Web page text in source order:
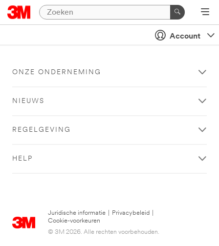
Account
ONZE ONDERNEMING
NIEUWS
REGELGEVING
HELP
Juridische informatie Privacybeleid
Cookie-voorkeuren
© 3M 2026. Alle rechten voorbehouden.